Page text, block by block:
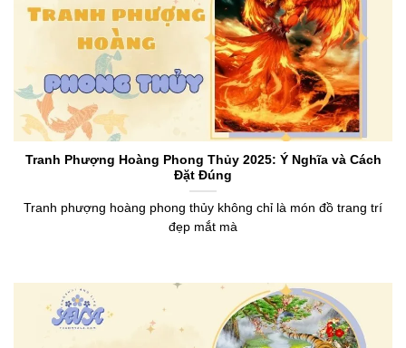
Tranh Phượng Hoàng Phong Thủy 2025: Ý Nghĩa và Cách
Đặt Đúng
Tranh phượng hoàng phong thủy không chỉ là món đồ trang trí
đẹp mắt mà